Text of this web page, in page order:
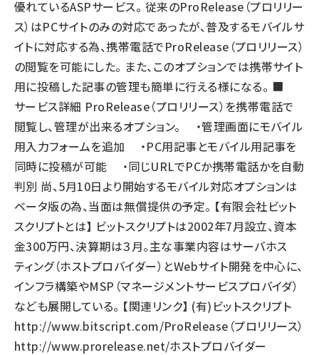
優れているASPサービス。 従来のProRelease（プロリリー
ス）はPCサイトのみの対応であったが、普及するモバイルサ
イトに対応する為、携帯電話でProRelease（プロリリース）
の閲覧を可能にした。 また、このオプションでは携帯サイト
用に投稿した記事の管理も簡単に行える様になる。 ■
サービス詳細 ProRelease（プロリリース）を携帯電話で
閲覧し、管理が出来るオプション。 ・管理画面にモバイル
用入力フォームを追加 ・PC用記事とモバイル用記事を
同時に投稿が可能 ・同じURLでPCか携帯電話かを自動
判別 尚、5月10日より開始するモバイル対応オプションは
ベータ版の為、当面は無償提供の予定。 【有限会社ビット
スクリプトとは】 ビットスクリプトは2002年7月設立、資本
金300万円、決算期は３月。主な事業内容はサーバホス
ティング（ホストプロバイダー）とWebサイト開発を中心に、
インフラ構築やMSP（マネージメントサービスプロバイダ）
なども展開している。 【関連リンク】 (有)ビットスクリプト
http://www.bitscript.com/ProRelease（プロリリース）
http://www.prorelease.net/ホストプロバイダー